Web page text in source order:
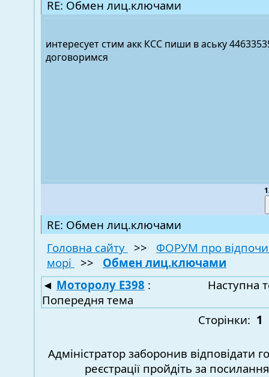
RE: Обмен лиц.ключами
интересует стим акк КСС пиши в аську
договоримся
RE: Обмен лиц.ключами
Головна сайту
>> ФОРУМ про
морі
>> Обмен лиц.ключами
◄ Моторолу Е398 :
Попередня тема
Наступна
Сторінки: 1
Адміністратор заборонив відповідати
реєстрації пройдіть за